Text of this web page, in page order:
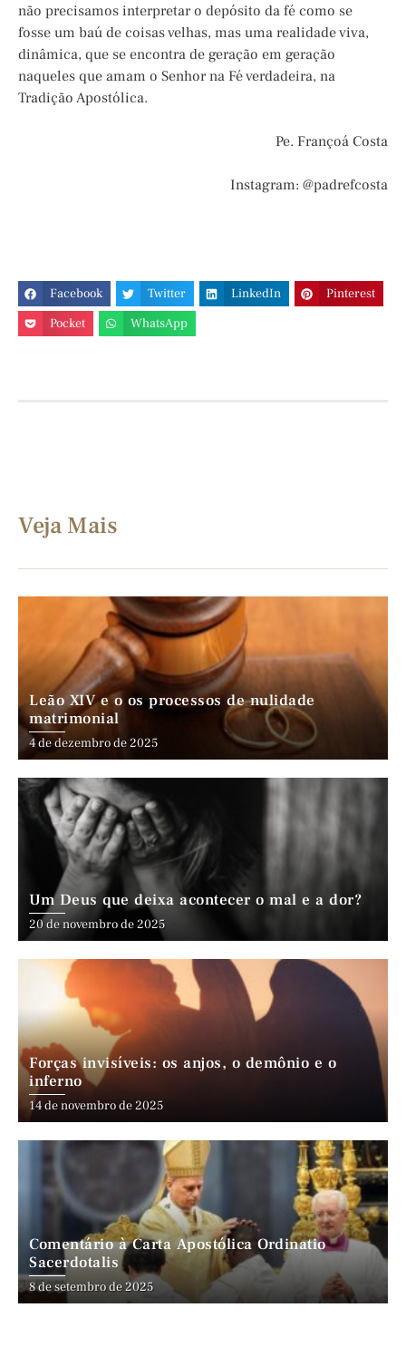
não precisamos interpretar o depósito da fé como se
fosse um baú de coisas velhas, mas uma realidade viva,
dinâmica, que se encontra de geração em geração
naqueles que amam o Senhor na Fé verdadeira, na
Tradição Apostólica.
Pe. Françoá Costa
Instagram: @padrefcosta
Facebook Twitter LinkedIn
Pinterest
Pocket
WhatsApp
Veja Mais
Leão XIV e o os processos de nulidade
matrimonial
4 de dezembro de 2025
Um Deus que deixa acontecer o mal e a dor?
20 de novembro de 2025
Forças invisíveis: os anjos, o demônio e o
inferno
14 de novembro de 2025
Comentário à Carta Apostólica Ordinatio
Sacerdotalis
8 de setembro de 2025